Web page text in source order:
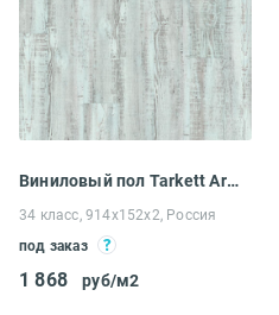
Виниловый пол Tarkett Art Vinyl Blues Lancaster
34 класс, 914x152x2, Россия
под заказ
1 868 руб/м2